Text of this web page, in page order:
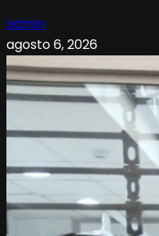
admin
agosto 6, 2026